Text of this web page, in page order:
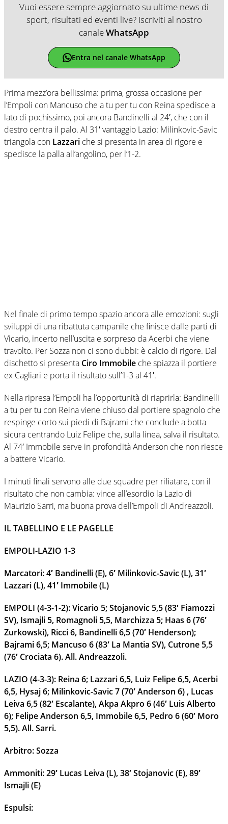
Vuoi essere sempre aggiornato su ultime news di
sport, risultati ed eventi live? Iscriviti al nostro
canaleWhatsApp
Entra nel canale WhatsApp
Prima mezz’ora bellissima: prima, grossa occasione per
l’Empoli con Mancuso che a tu per tu con Reina spedisce a
lato di pochissimo, poi ancora Bandinelli al 24′, che con il
destro centra il palo. Al 31′ vantaggio Lazio: Milinkovic-Savic
triangola con Lazzari che si presenta in area di rigore e
spedisce la palla all’angolino, per l’1-2.
Nel finale di primo tempo spazio ancora alle emozioni: sugli
sviluppi di una ribattuta campanile che finisce dalle parti di
Vicario, incerto nell’uscita e sorpreso da Acerbi che viene
travolto. Per Sozza non ci sono dubbi: è calcio di rigore. Dal
dischetto si presenta Ciro Immobile che spiazza il portiere
ex Cagliari e porta il risultato sull’1-3 al 41′.
Nella ripresa l’Empoli ha l’opportunità di riaprirla: Bandinelli
a tu per tu con Reina viene chiuso dal portiere spagnolo che
respinge corto sui piedi di Bajrami che conclude a botta
sicura centrando Luiz Felipe che, sulla linea, salva il risultato.
Al 74′ Immobile serve in profondità Anderson che non riesce
a battere Vicario.
I minuti finali servono alle due squadre per rifiatare, con il
risultato che non cambia: vince all’esordio la Lazio di
Maurizio Sarri, ma buona prova dell’Empoli di Andreazzoli.
IL TABELLINO E LE PAGELLE
EMPOLI-LAZIO 1-3
Marcatori: 4′ Bandinelli (E), 6′ Milinkovic-Savic (L), 31′
Lazzari (L), 41′ Immobile (L)
EMPOLI (4-3-1-2): Vicario 5; Stojanovic 5,5 (83′ Fiamozzi
SV), Ismajli 5, Romagnoli 5,5, Marchizza 5; Haas 6 (76′
Zurkowski), Ricci 6, Bandinelli 6,5 (70′ Henderson);
Bajrami 6,5; Mancuso 6 (83′ La Mantia SV), Cutrone 5,5
(76′ Crociata 6). All. Andreazzoli.
LAZIO (4-3-3): Reina 6; Lazzari 6,5, Luiz Felipe 6,5, Acerbi
6,5, Hysaj 6; Milinkovic-Savic 7 (70′ Anderson 6) , Lucas
Leiva 6,5 (82′ Escalante), Akpa Akpro 6 (46′ Luis Alberto
6); Felipe Anderson 6,5, Immobile 6,5, Pedro 6 (60′ Moro
5,5). All. Sarri.
Arbitro: Sozza
Ammoniti: 29′ Lucas Leiva (L), 38′ Stojanovic (E), 89′
Ismajli (E)
Espulsi: